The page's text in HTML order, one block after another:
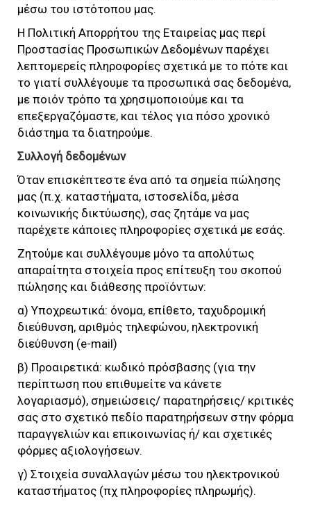
μέσω του ιστότοπου μας.
Η Πολιτική Απορρήτου της Εταιρείας μας περί
Προστασίας Προσωπικών Δεδομένων παρέχει
λεπτομερείς πληροφορίες σχετικά με το πότε και
το γιατί συλλέγουμε τα προσωπικά σας δεδομένα,
με ποιόν τρόπο τα χρησιμοποιούμε και τα
επεξεργαζόμαστε, και τέλος για πόσο χρονικό
διάστημα τα διατηρούμε.
Συλλογή δεδομένων
Όταν επισκέπτεστε ένα από τα σημεία πώλησης
μας (π.χ. καταστήματα, ιστοσελίδα, μέσα
κοινωνικής δικτύωσης), σας ζητάμε να μας
παρέχετε κάποιες πληροφορίες σχετικά με εσάς.
Ζητούμε και συλλέγουμε μόνο τα απολύτως
απαραίτητα στοιχεία προς επίτευξη του σκοπού
πώλησης και διάθεσης προϊόντων:
α) Υποχρεωτικά: όνομα, επίθετο, ταχυδρομική
διεύθυνση, αριθμός τηλεφώνου, ηλεκτρονική
διεύθυνση (e-mail)
β) Προαιρετικά: κωδικό πρόσβασης (για την
περίπτωση που επιθυμείτε να κάνετε
λογαριασμό), σημειώσεις/ παρατηρήσεις/ κριτικές
σας στο σχετικό πεδίο παρατηρήσεων στην φόρμα
παραγγελιών και επικοινωνίας ή/ και σχετικές
φόρμες αξιολογήσεων.
γ) Στοιχεία συναλλαγών μέσω του ηλεκτρονικού
καταστήματος (πχ πληροφορίες πληρωμής).